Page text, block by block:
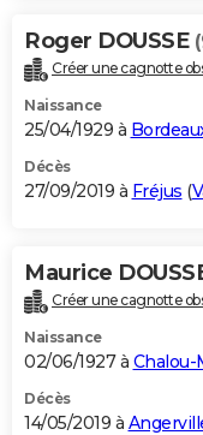
Roger DOUSSE
Créer une cagnotte
Naissance
25/04/1929 à
Décès
27/09/2019 à Fréjus (
Maurice
Créer une cagnotte
Naissance
02/06/1927 à Chalou-
Décès
14/05/2019 à